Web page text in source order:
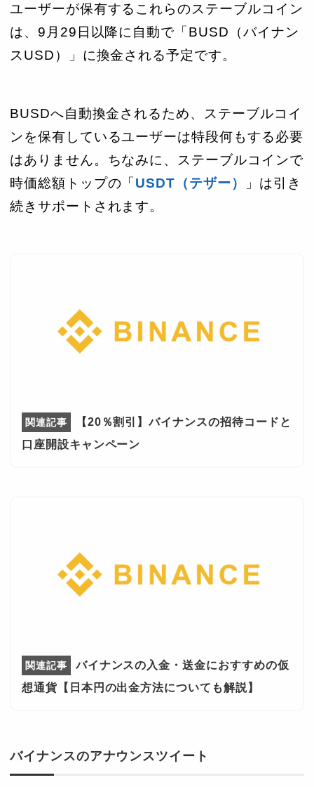
ユーザーが保有するこれらのステーブルコイン
は、9月29日以降に自動で「BUSD（バイナン
スUSD）」に換金される予定です。
BUSDへ自動換金されるため、ステーブルコイ
ンを保有しているユーザーは特段何もする必要
はありません。ちなみに、ステーブルコインで
時価総額トップの「USDT（テザー）
」は引き
続きサポートされます。
【20％割引】バイナンスの招待コードと
口座開設キャンペーン
バイナンスの入金・送金におすすめの仮
想通貨【日本円の出金方法についても解説】
バイナンスのアナウンスツイート